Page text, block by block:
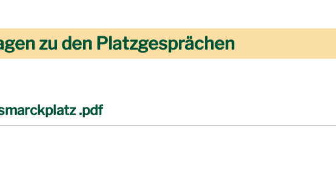
zu den Platzgesprächen
.pdf